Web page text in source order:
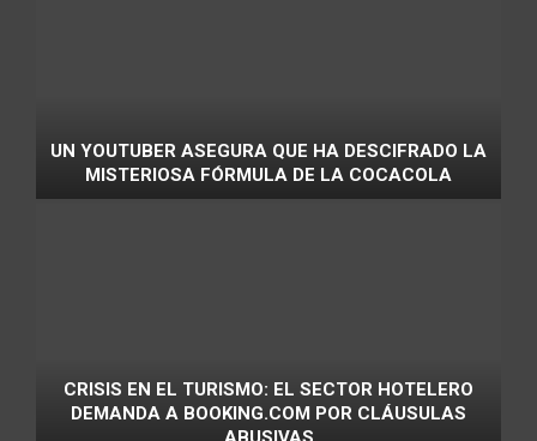
UN YOUTUBER ASEGURA QUE HA DESCIFRADO LA
MISTERIOSA FÓRMULA DE LA COCACOLA
CRISIS EN EL TURISMO: EL SECTOR HOTELERO
DEMANDA A BOOKING.COM POR CLÁUSULAS